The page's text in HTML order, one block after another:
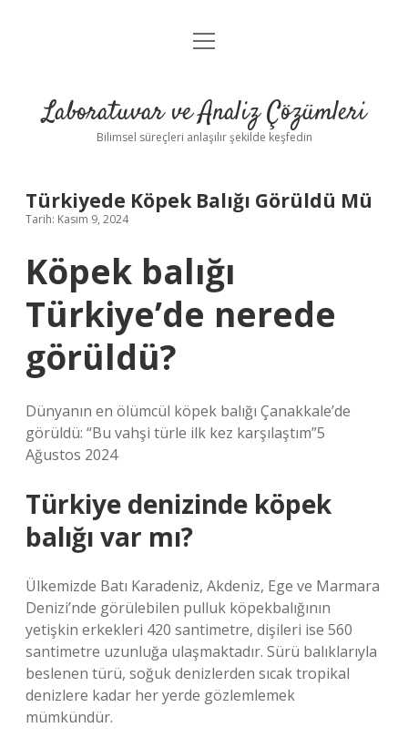
Anasayfa
Yasal Uyarı
menüyü
Laboratuvar ve Analiz Çözümleri
Bilimsel süreçleri anlaşılır şekilde keşfedin
Türkiyede Köpek Balığı Görüldü Mü
Tarih: Kasım 9, 2024
Köpek balığı
Türkiye’de nerede
görüldü?
Dünyanın en ölümcül köpek balığı Çanakkale’de
görüldü: “Bu vahşi türle ilk kez karşılaştım”5
Ağustos 2024
Türkiye denizinde köpek
balığı var mı?
Ülkemizde Batı Karadeniz, Akdeniz, Ege ve Marmara
Denizi’nde görülebilen pulluk köpekbalığının
yetişkin erkekleri 420 santimetre, dişileri ise 560
santimetre uzunluğa ulaşmaktadır. Sürü balıklarıyla
beslenen türü, soğuk denizlerden sıcak tropikal
denizlere kadar her yerde gözlemlemek
mümkündür.